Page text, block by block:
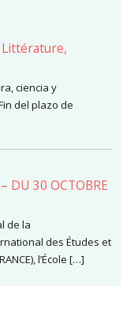
ciencia y
del plazo de
DU 30 OCTOBRE
de la
des Études et
l’École […]